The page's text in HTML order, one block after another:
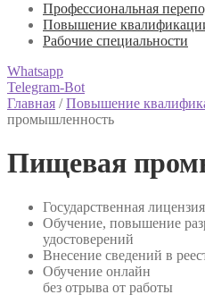
Профессиональная
Повышение
Рабочие специальности
Whatsapp
Telegram-Bot
Главная /Повышение
промышленность
Пищевая
Государственная
Обучение, повышение
удостоверений
Внесение сведений в
Обучение онлайн
без отрыва от работы